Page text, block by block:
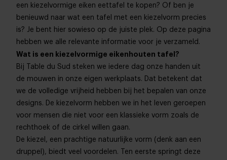
een kiezelvormige eiken eettafel te kopen? Of ben je
benieuwd naar wat een tafel met een kiezelvorm precies
is? Je bent hier sowieso op de juiste plek. Op deze pagina
hebben we alle relevante informatie voor je verzameld.
Wat is een kiezelvormige eikenhouten tafel?
Bij Table du Sud steken we iedere dag onze handen uit
de mouwen in onze eigen werkplaats. Dat betekent dat
we de volledige vrijheid hebben bij het bepalen van onze
designs. De kiezelvorm hebben we in het leven geroepen
voor mensen die niet voor een klassieke vorm zoals de
rechthoek of de cirkel willen gaan.
De kiezel, een prachtige natuurlijke vorm (denk aan een
druppel), biedt veel voordelen. Ten eerste springt deze